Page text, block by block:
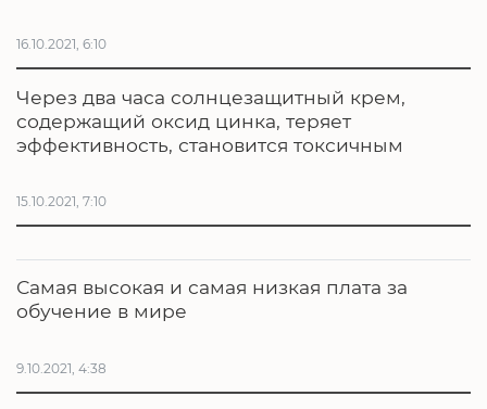
16.10.2021, 6:10
Через два часа солнцезащитный крем,
содержащий оксид цинка, теряет
эффективность, становится токсичным
15.10.2021, 7:10
Самая высокая и самая низкая плата за
обучение в мире
9.10.2021, 4:38